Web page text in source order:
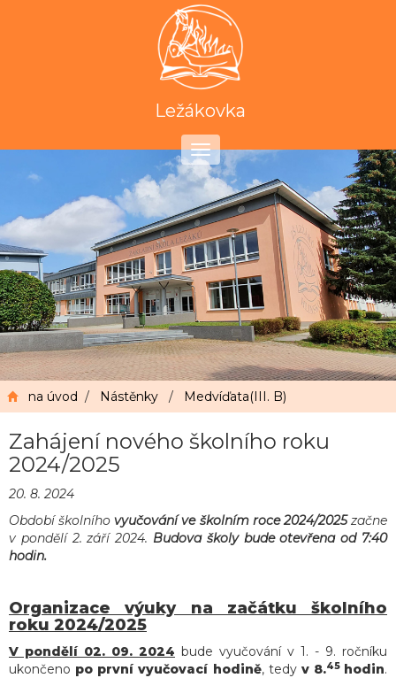
Ležákovka
Toggle
navigation
na úvod / Nástěnky / Medvíďata(III. B)
Zahájení nového školního roku
2024/2025
20. 8. 2024
Období školníhovyučování ve školním roce 2024/2025začne
v pondělí 2. září 2024. Budova školy bude otevřena od 7:40
hodin.
Organizace výuky na začátku školního
roku 2024/2025
V pondělí 02. 09. 2024 bude vyučování v 1. - 9. ročníku
ukončeno po první vyučovací hodině, tedy v 8.45 hodin.